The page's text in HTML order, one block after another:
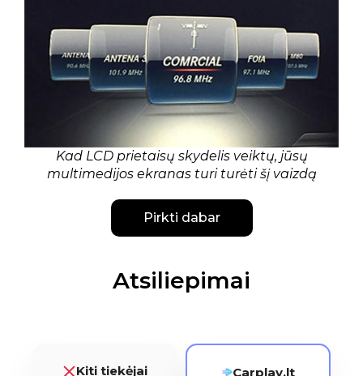
Kad LCD prietaisų skydelis veiktų, jūsų
multimedijos ekranas turi turėti šį vaizdą
Pirkti dabar
Atsiliepimai
Kiti tiekėjai Carplay.lt